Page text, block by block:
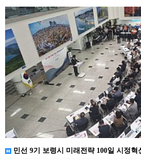
민선 9기 보령시 미래전략 100일 시정혁